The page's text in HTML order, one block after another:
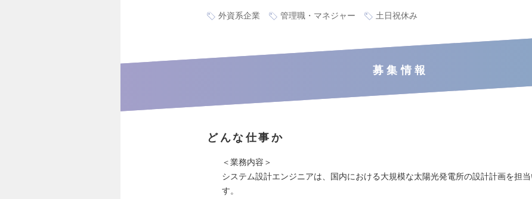
外資系企業 管理職・マネジャー 土日祝休み
募集情報
どんな仕事か
＜業務内容＞
システム設計エンジニアは、国内における大規模な太陽光発電所の設計計画を担当
す。